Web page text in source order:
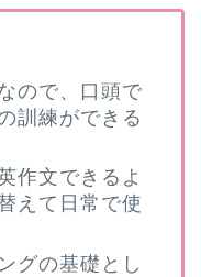
ので、口頭で
訓練ができる
作文できるよ
えて日常で使
グの基礎とし